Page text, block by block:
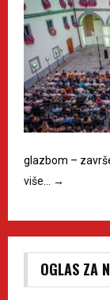
glazbom –
više…
→
OGLAS ZA